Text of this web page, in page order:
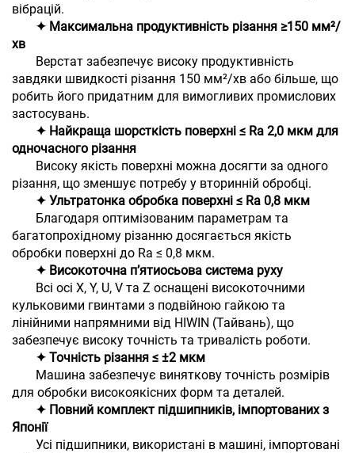
вібрацій.
✦ Максимальна продуктивність різання ≥150 мм²/
хв
Верстат забезпечує високу продуктивність
завдяки швидкості різання 150 мм²/хв або більше, що
робить його придатним для вимогливих промислових
застосувань.
✦ Найкраща шорсткість поверхні ≤ Ra 2,0 мкм для
одночасного різання
Високу якість поверхні можна досягти за одного
різання, що зменшує потребу у вторинній обробці.
✦ Ультратонка обробка поверхні ≤ Ra 0,8 мкм
Благодаря оптимізованим параметрам та
багатопрохідному різанню досягається якість
обробки поверхні до Ra ≤ 0,8 мкм.
✦ Високоточна п’ятиосьова система руху
Всі осі X, Y, U, V та Z оснащені високоточними
кульковими гвинтами з подвійною гайкою та
лінійними напрямними від HIWIN (Тайвань), що
забезпечує високу точність та тривалість роботи.
✦ Точність різання ≤ ±2 мкм
Машина забезпечує виняткову точність розмірів
для обробки високоякісних форм та деталей.
✦ Повний комплект підшипників, імпортованих з
Японії
Усі підшипники, використані в машині, імпортовані